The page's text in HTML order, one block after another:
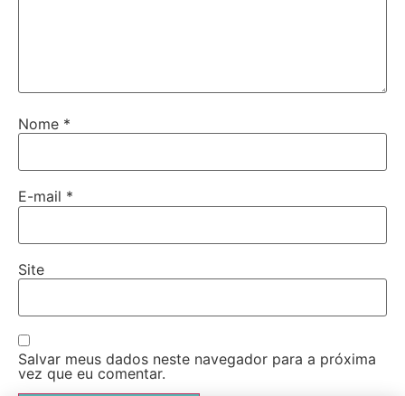
Nome *
E-mail *
Site
Salvar meus dados neste navegador para a próxima
vez que eu comentar.